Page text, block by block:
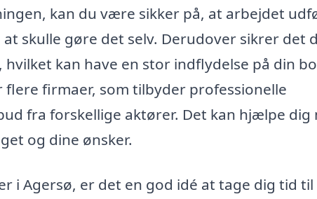
kan du være sikker på, at arbejdet
skulle gøre det selv. Derudover sikrer det
kan have en stor indflydelse på din
firmaer, som tilbyder professionelle
fra forskellige aktører. Det kan hjælpe dig
og dine ønsker.
i Agersø, er det en god idé at tage dig tid til